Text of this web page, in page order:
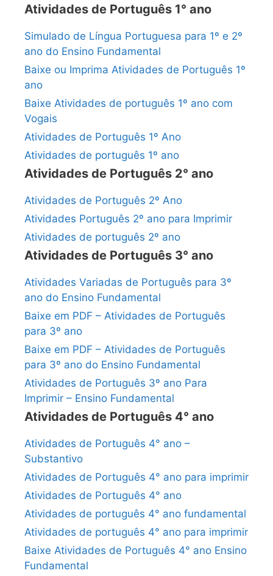
Atividades de Português 1° ano
Simulado de Língua Portuguesa para 1º e 2º
ano do Ensino Fundamental
Baixe ou Imprima Atividades de Português 1º
ano
Baixe Atividades de português 1º ano com
Vogais
Atividades de Português 1º Ano
Atividades de português 1º ano
Atividades de Português 2° ano
Atividades de Português 2º Ano
Atividades Português 2º ano para Imprimir
Atividades de português 2º ano
Atividades de Português 3° ano
Atividades Variadas de Português para 3º
ano do Ensino Fundamental
Baixe em PDF – Atividades de Português
para 3º ano
Baixe em PDF – Atividades de Português
para 3º ano do Ensino Fundamental
Atividades de Português 3º ano Para
Imprimir – Ensino Fundamental
Atividades de Português 4° ano
Atividades de Português 4° ano –
Substantivo
Atividades de Português 4° ano para imprimir
Atividades de Português 4° ano
Atividades de português 4° ano fundamental
Atividades de português 4° ano para imprimir
Baixe Atividades de Português 4° ano Ensino
Fundamental